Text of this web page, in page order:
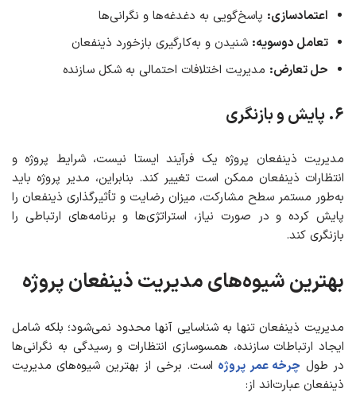
اعتمادسازی: پاسخ‌گویی به دغدغه‌ها و نگرانی‌ها
تعامل دوسویه: شنیدن و به‌کارگیری بازخورد ذینفعان
حل تعارض: مدیریت اختلافات احتمالی به شکل سازنده
۶. پایش و بازنگری
مدیریت ذینفعان پروژه یک فرآیند ایستا نیست، شرایط پروژه و
انتظارات ذینفعان ممکن است تغییر کند. بنابراین، مدیر پروژه باید
به‌طور مستمر سطح مشارکت، میزان رضایت و تأثیرگذاری ذینفعان را
پایش کرده و در صورت نیاز، استراتژی‌ها و برنامه‌های ارتباطی را
بازنگری کند.
بهترین شیوه‌های مدیریت ذینفعانپروژه
مدیریت ذینفعان تنها به شناسایی آنها محدود نمی‌شود؛ بلکه شامل
ایجاد ارتباطات سازنده، همسوسازی انتظارات و رسیدگی به نگرانی‌ها
در طول چرخه عمر پروژه است. برخی از بهترین شیوه‌های مدیریت
ذینفعان عبارت‌اند از: